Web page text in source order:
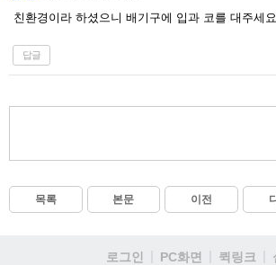
친환경이라 하셨으니 배기구에 입과 코를 대주세
답글
목록 본문 이전
로그인 PC화면 퀵링크